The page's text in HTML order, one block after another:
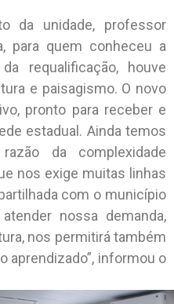
da unidade, professor
para quem conheceu a
requalificação, houve
e paisagismo. O novo
pronto para receber e
estadual. Ainda temos
da complexidade
nos exige muitas linhas
com o município
nossa demanda,
nos permitirá também
aprendizado”, informou o